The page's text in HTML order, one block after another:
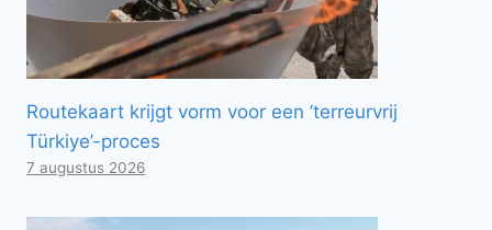
Routekaart krijgt vorm voor een ’terreurvrij
Türkiye’-proces
7 augustus 2026